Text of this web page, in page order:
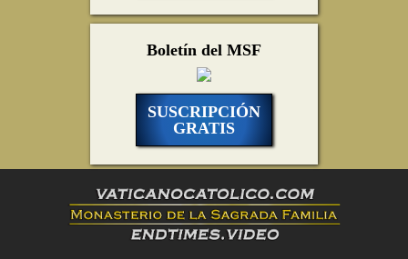
Boletín del MSF
SUSCRIPCIÓN
GRATIS